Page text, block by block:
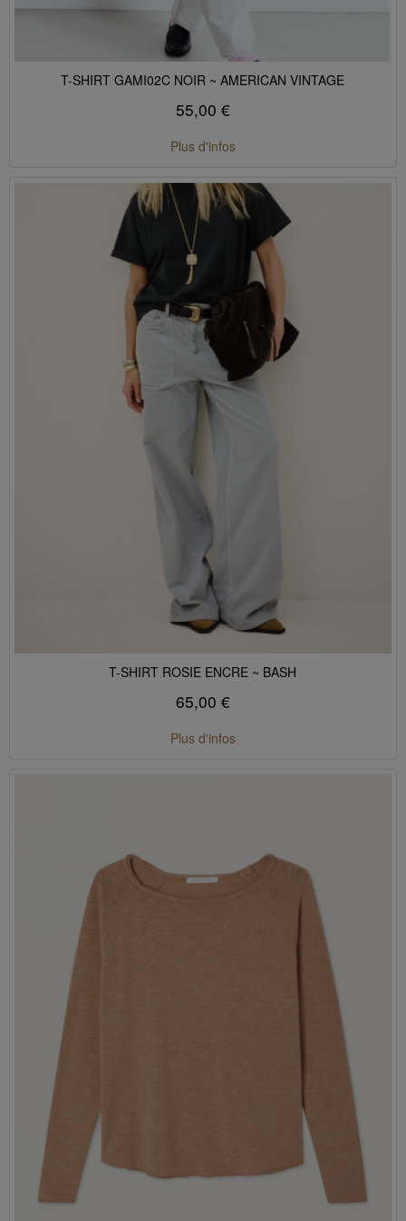
T-SHIRT GAMI02C NOIR ~ AMERICAN VINTAGE
55,00 €
Plus d'infos
T-SHIRT ROSIE ENCRE ~ BASH
65,00 €
Plus d'infos